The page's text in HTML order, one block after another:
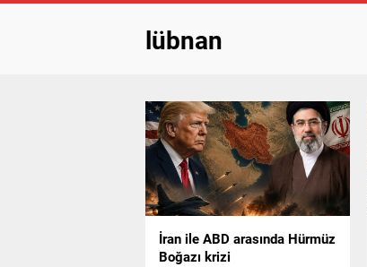
lübnan
İran ile ABD arasında Hürmüz
Boğazı krizi